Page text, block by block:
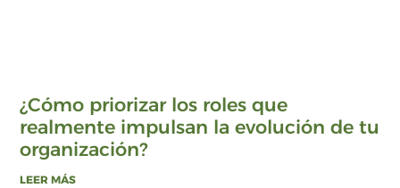
¿Cómo priorizar los roles que
realmente impulsan la evolución de tu
organización?
LEER MÁS